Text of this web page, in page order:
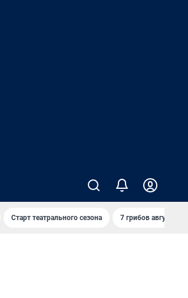
Старт театрального сезона 7 грибов августа